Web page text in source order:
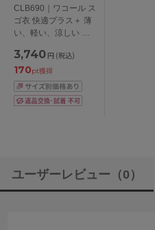
CLB690｜ワコール ス
ゴ衣 快適プラス＋ 薄
い、軽い、涼しい ノ
Ｕネック M/L/LL
3,740 円 (税込)
170pt獲得
ユーザーレビュー （0）